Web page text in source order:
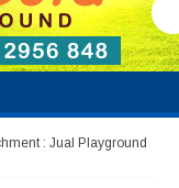
: Jual Playground